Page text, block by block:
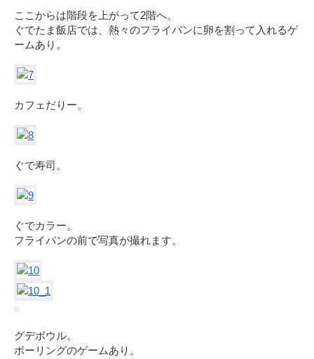
ここからは階段を上がって2階へ。
ぐでたま飯店では、熱々のフライパンに卵を割って入れるゲ
ームあり。
カフェだりー。
ぐで寿司。
ぐでカラー。
フライパンの前で写真が撮れます。
グデボウル。
ボーリングのゲームあり。